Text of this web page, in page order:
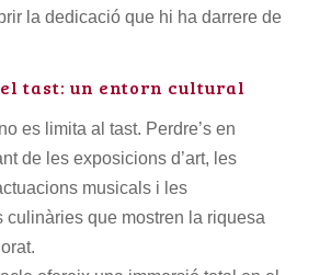
la dedicació que hi ha darrere de
tast: un entorn cultural
es limita al tast. Perdre’s en
de les exposicions d’art, les
musicals i les
culinàries que mostren la riquesa